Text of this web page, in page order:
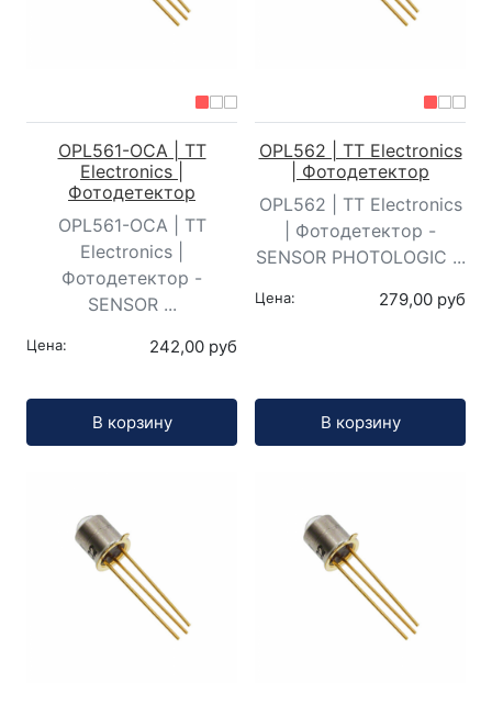
OPL561-OCA | TT
Electronics |
Фотодетектор
OPL561-OCA | TT
Electronics |
Фотодетектор -
SENSOR ...
Цена: 242,00 руб
В корзину
OPL562 | TT Electronics
| Фотодетектор
OPL562 | TT Electronics
| Фотодетектор -
SENSOR PHOTOLOGIC ...
Цена: 279,00 руб
В корзину